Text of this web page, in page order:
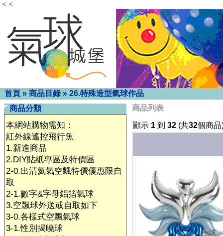
< <
首頁 » 商品目錄 » 26.特殊造型氣球作品
商品分類
本網站購物需知：
紅外線遙控飛行魚
1.新進商品
2.DIY貼紙專區及特價區
2-0.出清氦氣空飄特價優惠限自
取
2-1.數字&字母鋁箔氣球
3.空飄球外送或自取如下
3-0.各樣式空飄氣球
3-1.性別揭曉球
商品列表
顯示 1 到 32 (共32個商品